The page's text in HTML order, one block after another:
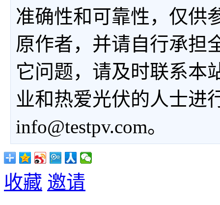
准确性和可靠性，仅供
原作者，并请自行承担
它问题，请及时联系本
业和热爱光伏的人士进
info@testpv.com。
收藏 邀请